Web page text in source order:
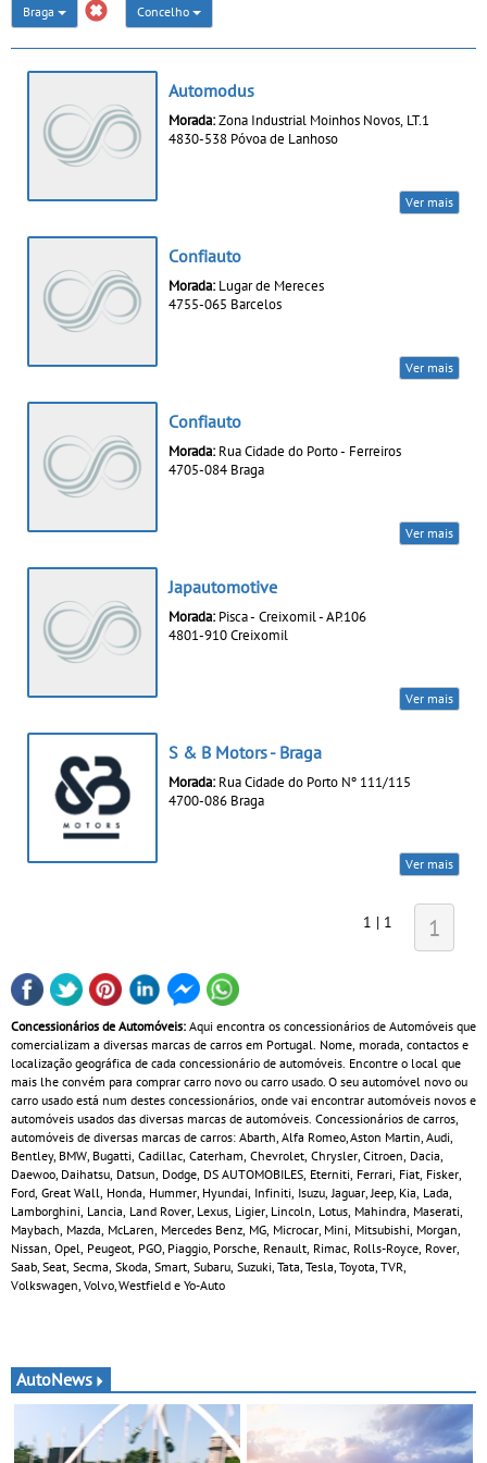
Braga Concelho
Automodus
Morada:Zona Industrial Moinhos Novos, LT.1
4830-538 Póvoa de Lanhoso
Ver mais
Confiauto
Morada: Lugar de Mereces
4755-065 Barcelos
Ver mais
Confiauto
Morada: Rua Cidade do Porto - Ferreiros
4705-084 Braga
Ver mais
Japautomotive
Morada: Pisca - Creixomil - AP.106
4801-910 Creixomil
Ver mais
S & B Motors - Braga
Morada: Rua Cidade do Porto Nº 111/115
4700-086 Braga
Ver mais
1 | 1 1
Concessionários de Automóveis: Aqui encontra os concessionários de Automóveis que
comercializam a diversas marcas de carros em Portugal. Nome, morada, contactos e
localização geográfica de cada concessionário de automóveis. Encontre o local que
mais lhe convém para comprar carro novo ou carro usado. O seu automóvel novo ou
carro usado está num destes concessionários, onde vai encontrar automóveis novos e
automóveis usados das diversas marcas de automóveis. Concessionários de carros,
automóveis de diversas marcas de carros: Abarth, Alfa Romeo, Aston Martin, Audi,
Bentley, BMW, Bugatti, Cadillac, Caterham, Chevrolet, Chrysler, Citroen, Dacia,
Daewoo, Daihatsu, Datsun, Dodge, DS AUTOMOBILES, Eterniti, Ferrari, Fiat, Fisker,
Ford, Great Wall, Honda, Hummer, Hyundai, Infiniti, Isuzu, Jaguar, Jeep, Kia, Lada,
Lamborghini, Lancia, Land Rover, Lexus, Ligier, Lincoln, Lotus, Mahindra, Maserati,
Maybach, Mazda, McLaren, Mercedes Benz, MG, Microcar, Mini, Mitsubishi, Morgan,
Nissan, Opel, Peugeot, PGO, Piaggio, Porsche, Renault, Rimac, Rolls-Royce, Rover,
Saab, Seat, Secma, Skoda, Smart, Subaru, Suzuki, Tata, Tesla, Toyota, TVR,
Volkswagen, Volvo, Westfield e Yo-Auto
AutoNews